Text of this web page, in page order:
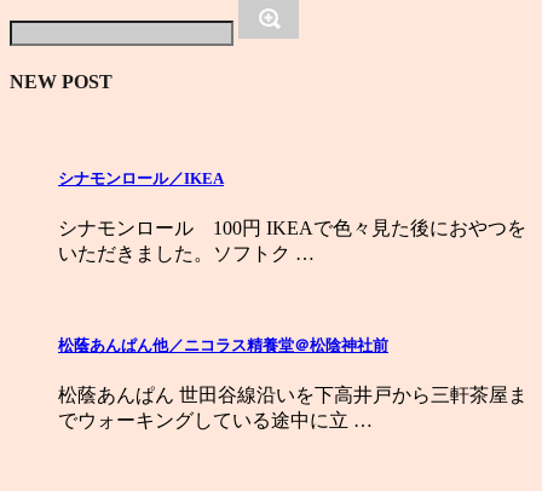
NEW POST
シナモンロール／IKEA
シナモンロール 100円 IKEAで色々見た後におやつを
いただきました。ソフトク …
松蔭あんぱん他／ニコラス精養堂＠松陰神社前
松蔭あんぱん 世田谷線沿いを下高井戸から三軒茶屋ま
でウォーキングしている途中に立 …